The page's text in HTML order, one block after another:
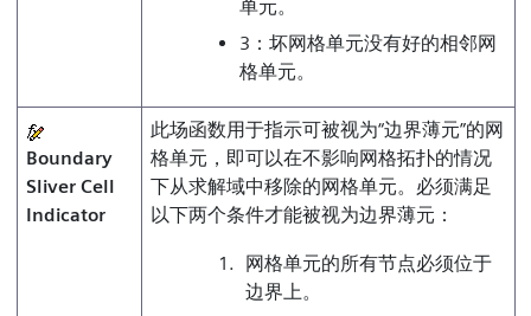
单元。
3：坏网格单元没有好的相邻网
格单元。
Boundary
Sliver Cell
Indicator
此场函数用于指示可被视为“边界薄元”的网
格单元，即可以在不影响网格拓扑的情况
下从求解域中移除的网格单元。必须满足
以下两个条件才能被视为边界薄元：
网格单元的所有节点必须位于
边界上。